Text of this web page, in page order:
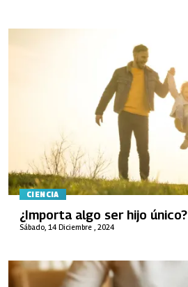
CIENCIA
Sábado, 14 Diciembre , 2024
¿Importa algo ser hijo único?